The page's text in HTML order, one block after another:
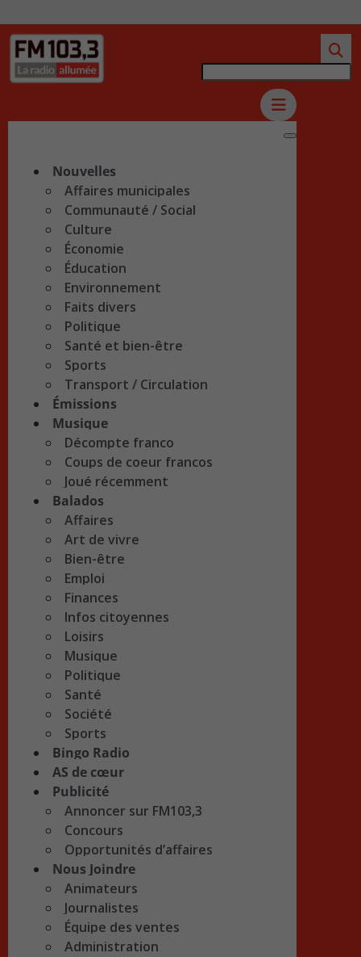
Nouvelles
Affaires municipales
Communauté / Social
Culture
Économie
Éducation
Environnement
Faits divers
Politique
Santé et bien-être
Sports
Transport / Circulation
Émissions
Musique
Décompte franco
Coups de coeur francos
Joué récemment
Balados
Affaires
Art de vivre
Bien-être
Emploi
Finances
Infos citoyennes
Loisirs
Musique
Politique
Santé
Société
Sports
Bingo Radio
AS de cœur
Publicité
Annoncer sur FM103,3
Concours
Opportunités d’affaires
Nous Joindre
Animateurs
Journalistes
Équipe des ventes
Administration